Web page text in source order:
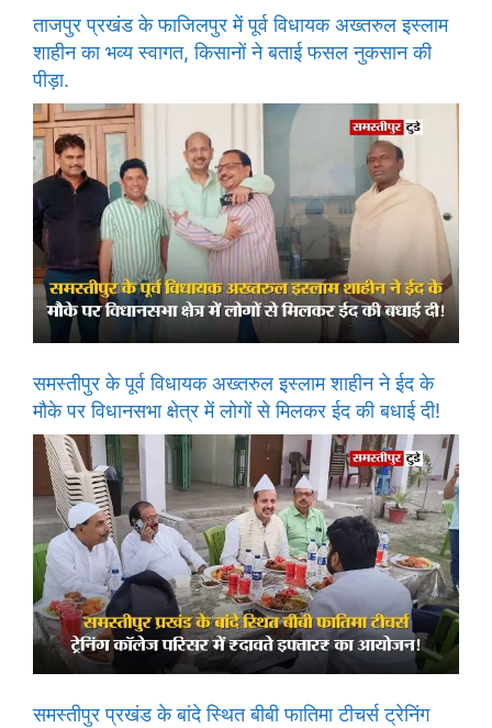
ताजपुर प्रखंड के फाजिलपुर में पूर्व विधायक अख्तरुल इस्लाम
शाहीन का भव्य स्वागत, किसानों ने बताई फसल नुकसान की
पीड़ा.
समस्तीपुर के पूर्व विधायक अख्तरुल इस्लाम शाहीन ने ईद के
मौके पर विधानसभा क्षेत्र में लोगों से मिलकर ईद की बधाई दी!
समस्तीपुर प्रखंड के बांदे स्थित बीबी फातिमा टीचर्स ट्रेनिंग